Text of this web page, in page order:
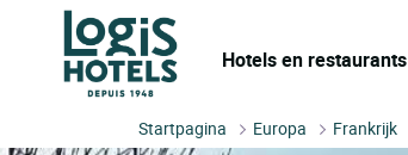
Hotels en restaurants
Startpagina Europa Frankrijk